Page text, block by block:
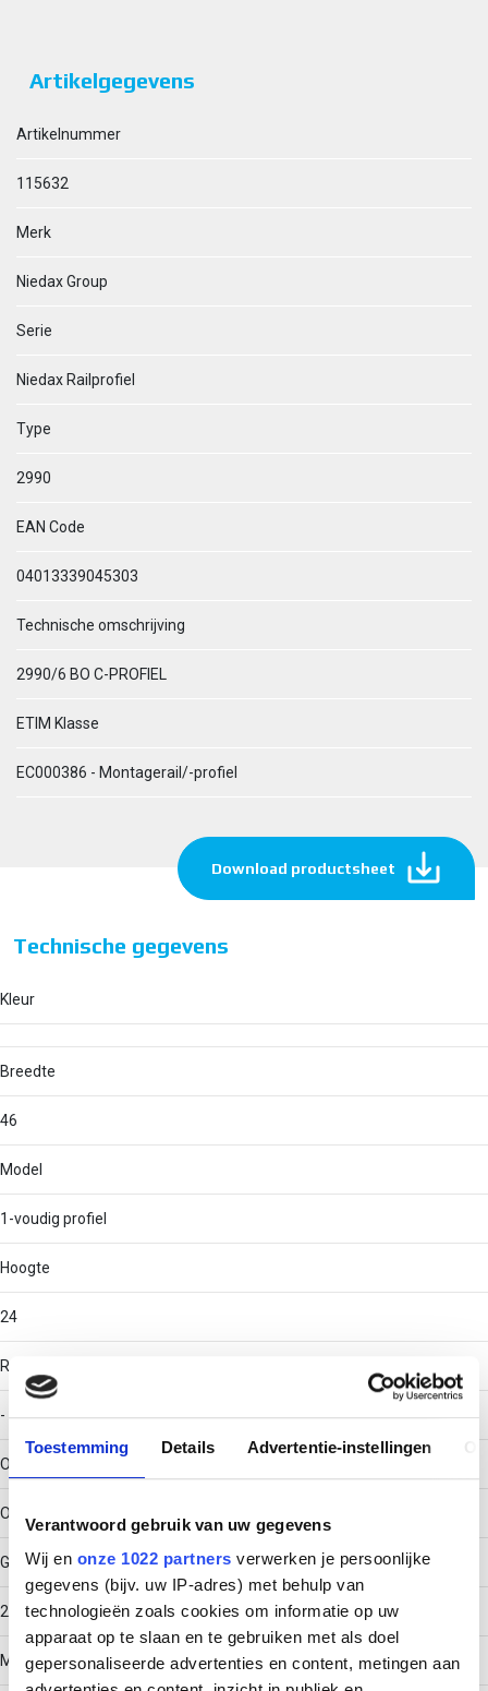
Toestemming Details Advertentie-instellingen
Verantwoord gebruik van uw gegevens
Wij en onze 1022 partners verwerken je persoonlijke
gegevens (bijv. uw IP-adres) met behulp van
technologieën zoals cookies om informatie op uw
apparaat op te slaan en te gebruiken met als doel
gepersonaliseerde advertenties en content, metingen aan
Artikelgegevens
Artikelnummer
115632
Merk
Niedax Group
Serie
Niedax Railprofiel
Type
2990
EAN Code
04013339045303
Technische omschrijving
2990/6 BO C-PROFIEL
ETIM Klasse
EC000386 - Montagerail/-profiel
Download productsheet
Technische gegevens
Kleur
Breedte
46
Model
1-voudig profiel
Hoogte
24
RAL-nummer
-
Oppervlaktebescherming
Overig
Gewicht
2.07
Materiaaldikte